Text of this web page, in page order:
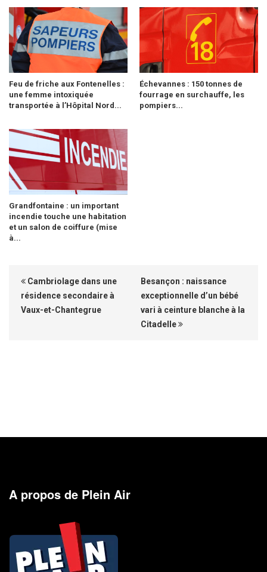
Feu de friche aux Fontenelles :
une femme intoxiquée
transportée à l’Hôpital Nord...
Échevannes : 150 tonnes de
fourrage en surchauffe, les
pompiers...
Grandfontaine : un important
incendie touche une habitation
et un salon de coiffure (mise
à...
Cambriolage dans une
résidence secondaire à
Vaux-et-Chantegrue
Besançon : naissance
exceptionnelle d’un bébé
vari à ceinture blanche à la
Citadelle
A propos de Plein Air